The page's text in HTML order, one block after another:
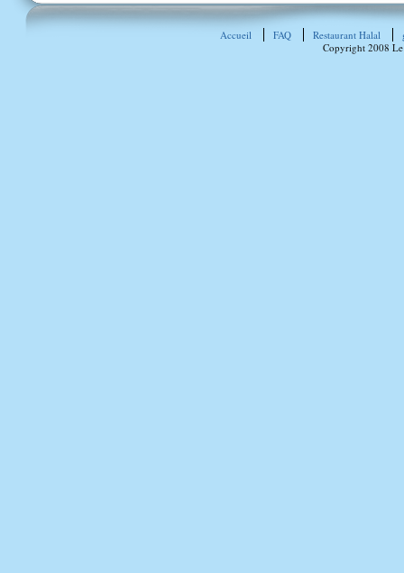
Accueil FAQ Restaurant Halal
Copyright 2008